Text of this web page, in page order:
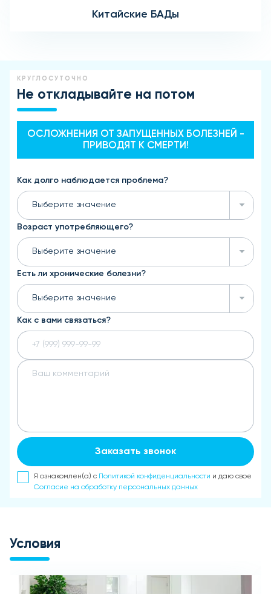
Китайские БАДы
КРУГЛОСУТОЧНО
Не откладывайте на потом
ОСЛОЖНЕНИЯ ОТ ЗАПУЩЕННЫХ БОЛЕЗНЕЙ -
ПРИВОДЯТ К СМЕРТИ!
Как долго наблюдается проблема?
Выберите значение
Возраст употребляющего?
Выберите значение
Есть ли хронические болезни?
Выберите значение
Как с вами связаться?
Заказать звонок
Я ознакомлен(а) с Политикой конфиденциальности и даю свое
Согласие на обработку персональных данных
Условия